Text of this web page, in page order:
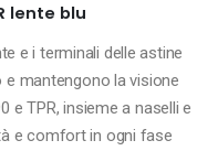
lente blu
e i terminali delle astine
e mantengono la visione
e TPR, insieme a naselli e
e comfort in ogni fase